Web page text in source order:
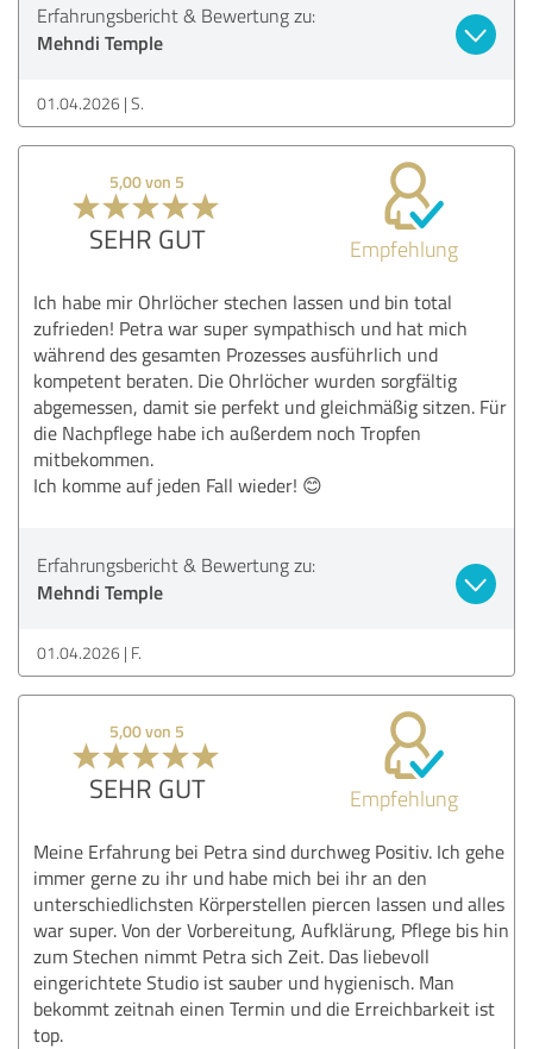
Erfahrungsbericht & Bewertung zu:
Mehndi Temple
01.04.2026 S.
5,00 von 5
SEHR GUT Empfehlung
Ich habe mir Ohrlöcher stechen lassen und bin total
zufrieden! Petra war super sympathisch und hat mich
während des gesamten Prozesses ausführlich und
kompetent beraten. Die Ohrlöcher wurden sorgfältig
abgemessen, damit sie perfekt und gleichmäßig sitzen. Für
die Nachpflege habe ich außerdem noch Tropfen
mitbekommen.
Ich komme auf jeden Fall wieder! 😊
Erfahrungsbericht & Bewertung zu:
Mehndi Temple
01.04.2026 F.
5,00 von 5
SEHR GUT Empfehlung
Meine Erfahrung bei Petra sind durchweg Positiv. Ich gehe
immer gerne zu ihr und habe mich bei ihr an den
unterschiedlichsten Körperstellen piercen lassen und alles
war super. Von der Vorbereitung, Aufklärung, Pflege bis hin
zum Stechen nimmt Petra sich Zeit. Das liebevoll
eingerichtete Studio ist sauber und hygienisch. Man
bekommt zeitnah einen Termin und die Erreichbarkeit ist
top.